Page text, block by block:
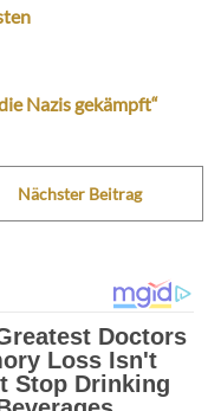
Nazis gekämpft“
Nächster Beitrag